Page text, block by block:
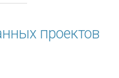
проектов